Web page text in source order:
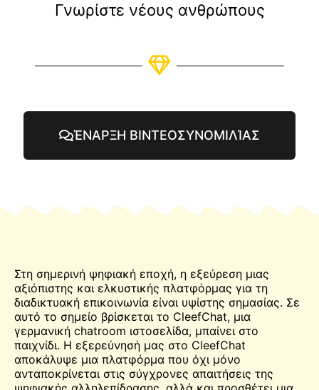
Γνωρίστε νέους ανθρώπους
ΈΝΑΡΞΗ ΒΙΝΤΕΟΣΥΝΟΜΙΛΊΑΣ
Στη σημερινή ψηφιακή εποχή, η εξεύρεση μιας
αξιόπιστης και ελκυστικής πλατφόρμας για τη
διαδικτυακή επικοινωνία είναι υψίστης σημασίας. Σε
αυτό το σημείο βρίσκεται το CleefChat, μια
γερμανική chatroom ιστοσελίδα, μπαίνει στο
παιχνίδι. Η εξερεύνησή μας στο CleefChat
αποκάλυψε μια πλατφόρμα που όχι μόνο
ανταποκρίνεται στις σύγχρονες απαιτήσεις της